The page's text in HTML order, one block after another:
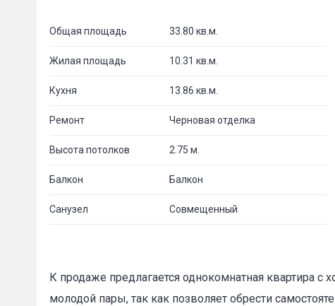
Общая площадь 33.80 кв.м.
Жилая площадь 10.31 кв.м.
Кухня 13.86 кв.м.
Ремонт Черновая отделка
Высота потолков 2.75 м.
Балкон Балкон
Санузел Совмещенный
К продаже предлагается однокомнатная квартира с
молодой пары, так как позволяет обрести